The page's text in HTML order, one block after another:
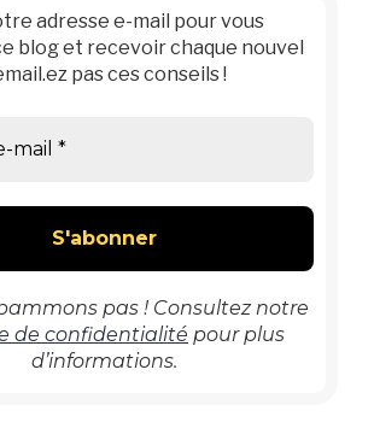
adresse e-mail pour vous
blog et recevoir chaque nouvel
pas ces conseils !
pas ! Consultez notre
de confidentialité pour plus
d’informations.